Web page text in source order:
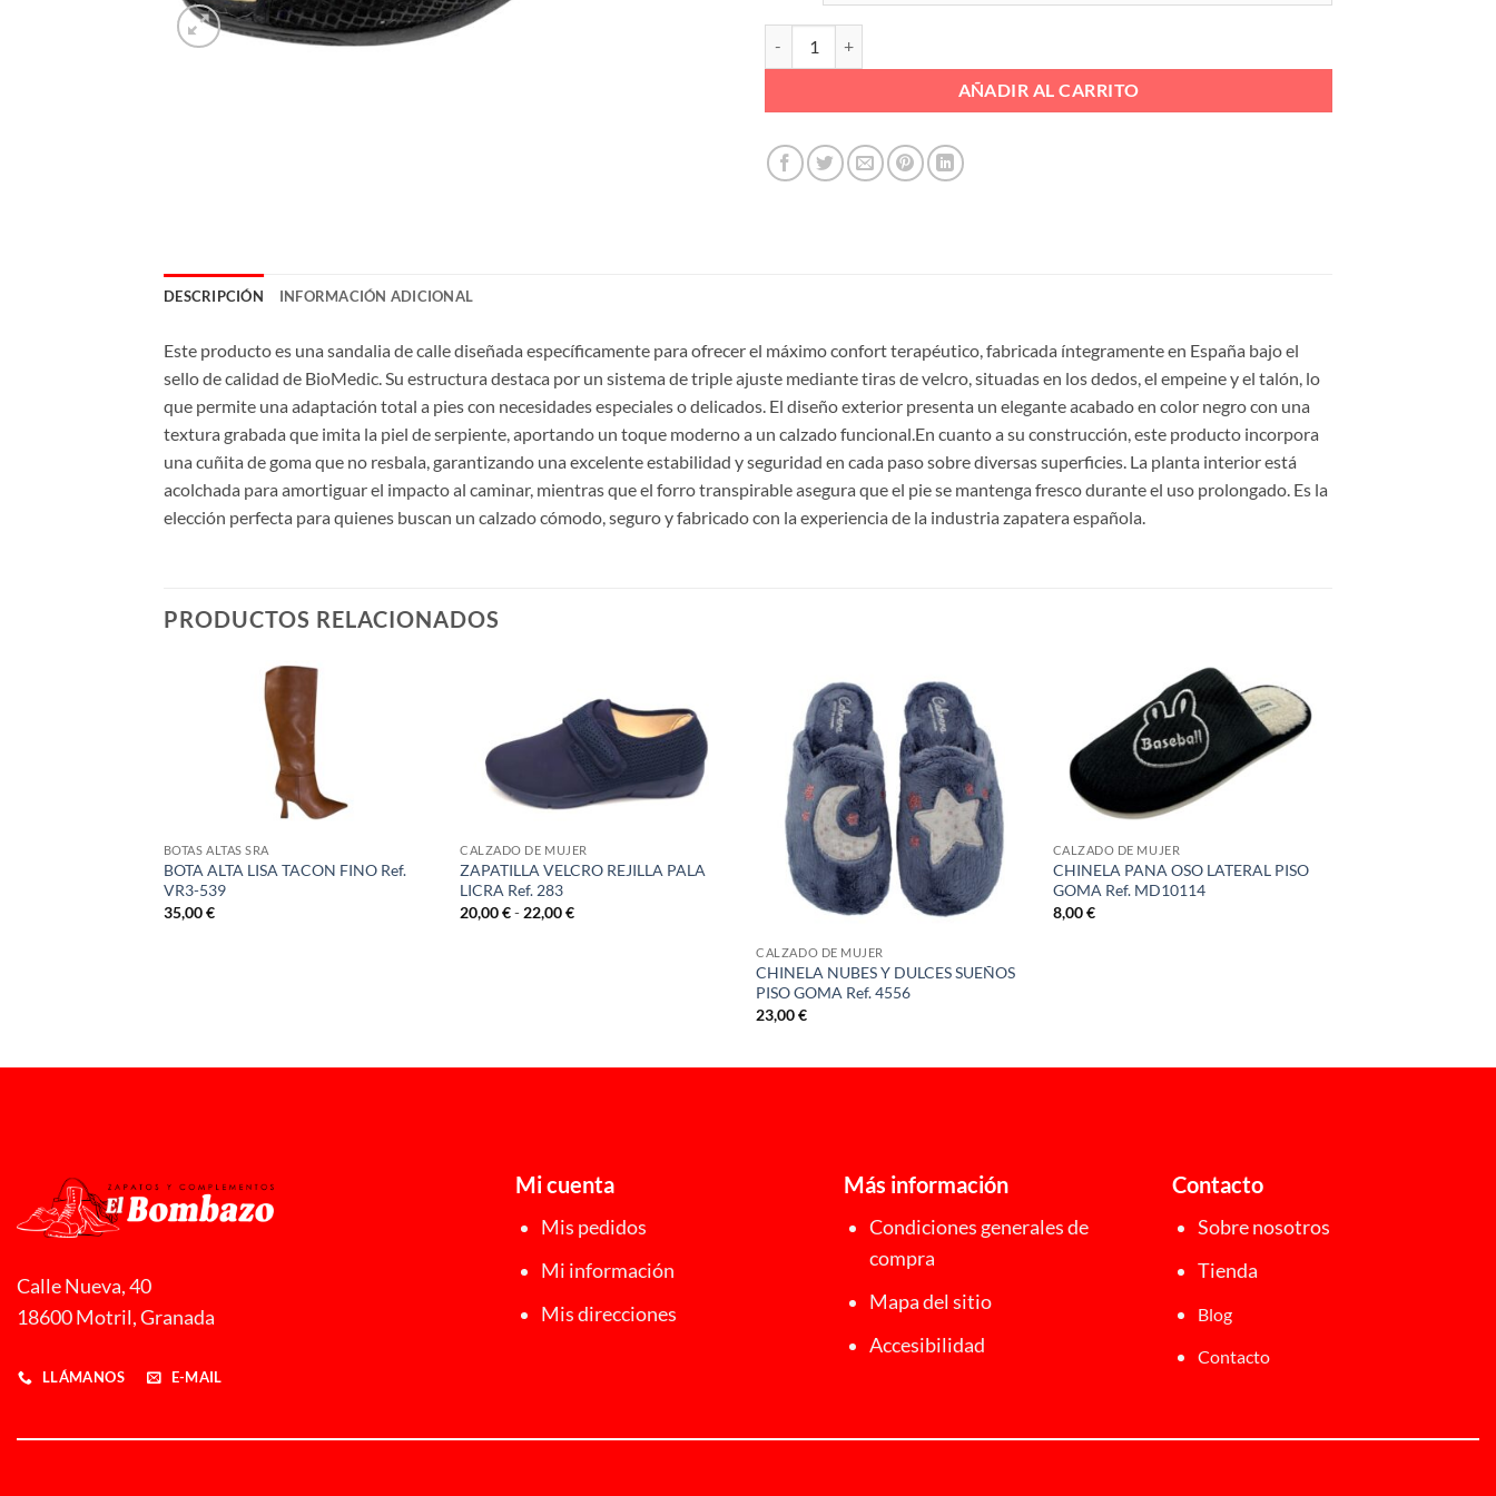
AÑADIR AL CARRITO
DESCRIPCIÓN INFORMACIÓN ADICIONAL
Este producto es una sandalia de calle diseñada específicamente para ofrecer el máximo confort terapéutico, fabricada íntegramente en España bajo el
sello de calidad de BioMedic. Su estructura destaca por un sistema de triple ajuste mediante tiras de velcro, situadas en los dedos, el empeine y el talón, lo
que permite una adaptación total a pies con necesidades especiales o delicados. El diseño exterior presenta un elegante acabado en color negro con una
textura grabada que imita la piel de serpiente, aportando un toque moderno a un calzado funcional.En cuanto a su construcción, este producto incorpora
una cuñita de goma que no resbala, garantizando una excelente estabilidad y seguridad en cada paso sobre diversas superficies. La planta interior está
acolchada para amortiguar el impacto al caminar, mientras que el forro transpirable asegura que el pie se mantenga fresco durante el uso prolongado. Es la
elección perfecta para quienes buscan un calzado cómodo, seguro y fabricado con la experiencia de la industria zapatera española.
PRODUCTOS RELACIONADOS
BOTAS ALTAS SRA
BOTA ALTA LISA TACON FINO Ref.
VR3-539
35,00€
CALZADO DE MUJER
ZAPATILLA VELCRO REJILLA PALA
LICRA Ref. 283
20,00€- 22,00€Rango
CALZADO DE MUJER
CHINELA NUBES Y DULCES SUEÑOS
PISO GOMA Ref. 4556
23,00€
CALZADO DE MUJER
CHINELA PANA OSO LATERAL PISO
GOMA Ref. MD10114
8,00€
Calle Nueva, 40
18600 Motril, Granada
LLÁMANOS E-MAIL
Mi cuenta
Mis pedidos
Mi información
Mis direcciones
Más información
Condiciones generales de
compra
Mapa del sitio
Accesibilidad
Contacto
Sobre nosotros
Tienda
Blog
Contacto